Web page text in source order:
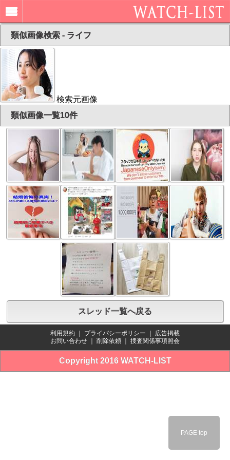
類似画像検索 - ライフ
検索元画像
類似画像一覧10件
スレッド一覧へ戻る
利用規約 プライバシーポリシー
広告掲載
お問い合わせ
削除依頼 捜査関係事項照会
Copyright 2016 WATCH-LIST
PAGE top